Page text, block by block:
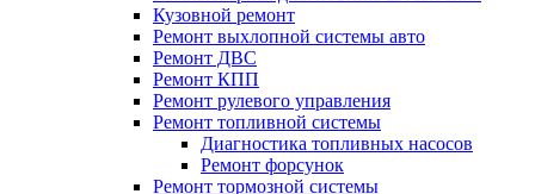
Кузовной ремонт
Ремонт выхлопной системы авто
Ремонт ДВС
Ремонт КПП
Ремонт рулевого управления
Ремонт топливной системы
Диагностика топливных насосов
Ремонт форсунок
Ремонт тормозной системы